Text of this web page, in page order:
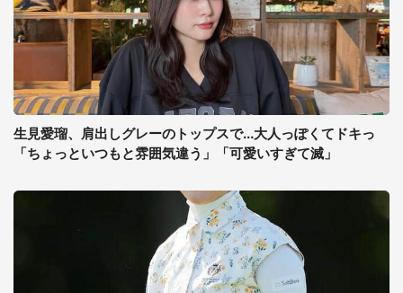
生見愛瑠、肩出しグレーのトップスで...大人っぽくてドキっ
「ちょっといつもと雰囲気違う」「可愛いすぎて滅」